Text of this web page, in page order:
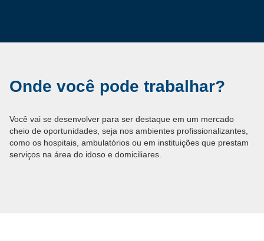
Onde você pode trabalhar?
Você vai se desenvolver para ser destaque em um mercado
cheio de oportunidades, seja nos ambientes profissionalizantes,
como os hospitais, ambulatórios ou em instituições que prestam
serviços na área do idoso e domiciliares.